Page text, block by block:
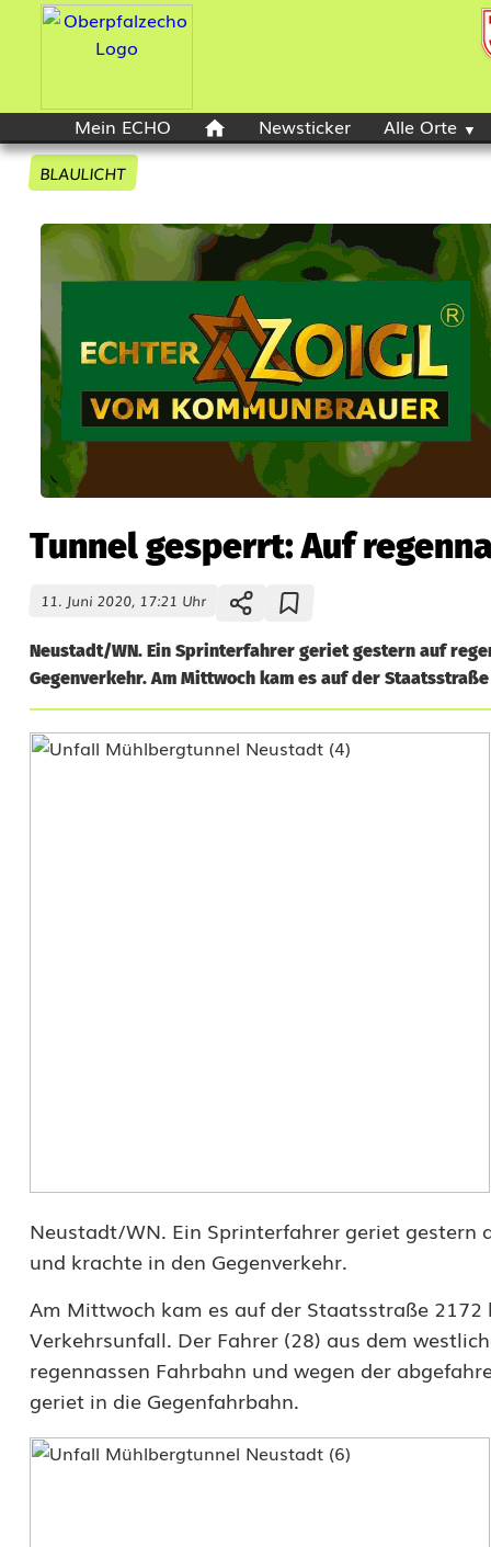
Mein ECHO Newsticker Alle Orte
BLAULICHT
Tunnel gesperrt: Auf
11. Juni 2020, 17:21 Uhr
Neustadt/WN. Ein Sprinterfahrer geriet gestern auf
Gegenverkehr. Am Mittwoch kam es auf der
T
r
t
:
A
u
f
Neustadt/WN. Ein Sprinterfahrer geriet gestern
und krachte in den Gegenverkehr.
Am Mittwoch kam es auf der Staatsstraße
Verkehrsunfall. Der Fahrer (28) aus dem
regennassen Fahrbahn und wegen der
geriet in die Gegenfahrbahn.